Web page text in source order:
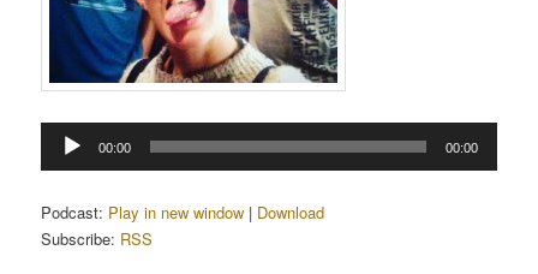
Tocador
00:00 00:00
Podcast: Play in new window | Download
Subscribe: RSS